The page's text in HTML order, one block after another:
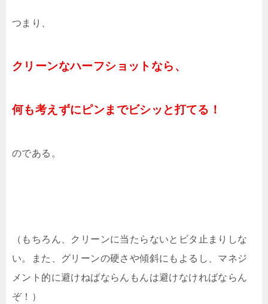
つまり、
クリーンなハーフショットなら、
何も考えずにピンまでビシッと打てる！
のである。
（もちろん、クリーンに当たらないとビタ止まりしな
い。また、グリーンの硬さや傾斜にもよるし、マネジ
メント的に避けねばならんもんは避けなければならん
ぞ！）